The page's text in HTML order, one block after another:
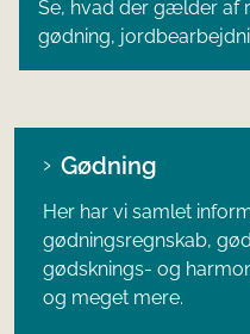
Se, hvad der gælder af
gødning,
Gødning
Her har vi samlet
gødningsregnskab,
gødsknings- og
og meget mere.